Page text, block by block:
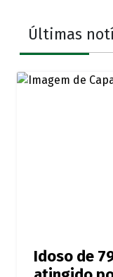
Últimas
Idoso de